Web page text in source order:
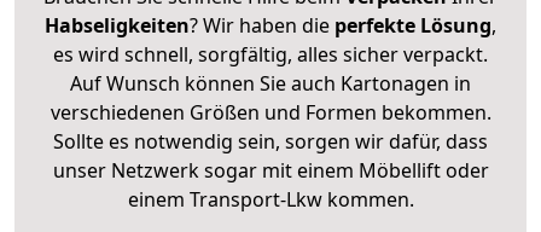
Habseligkeiten? Wir haben die perfekte Lösung,
es wird schnell, sorgfältig, alles sicher verpackt.
Auf Wunsch können Sie auch Kartonagen in
verschiedenen Größen und Formen bekommen.
Sollte es notwendig sein, sorgen wir dafür, dass
unser Netzwerk sogar mit einem Möbellift oder
einem Transport-Lkw kommen.